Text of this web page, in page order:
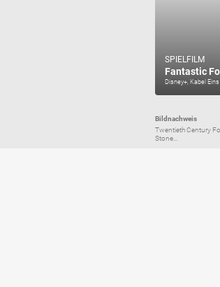
SPIELFILM
Fantastic
Disney+, Kabel Eins
Bildnachweis
Twentieth Century
Stone...